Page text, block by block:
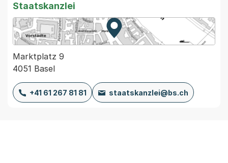
Staatskanzlei
Zur Karte von MapBS.
Externer Link, wird in einem
Marktplatz 9
4051 Basel
+41 61 267 81 81 staatskanzlei@bs.ch